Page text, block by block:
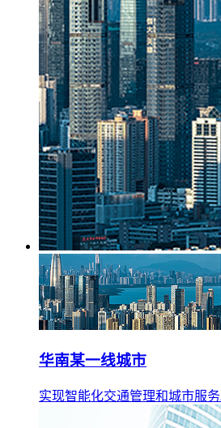
华南某一线城市
实现智能化交通管理和城市服务